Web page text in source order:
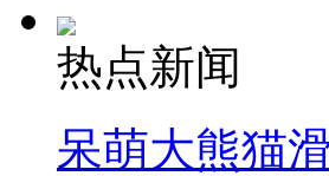
热点新闻
呆萌大熊猫